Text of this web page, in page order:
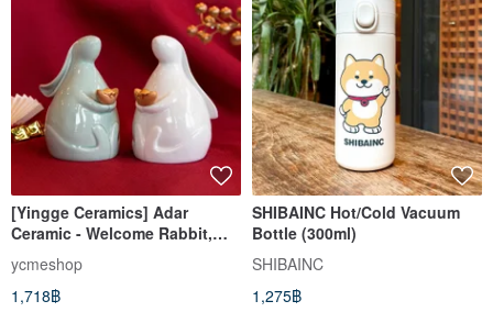
[Yingge Ceramics] Adar
Ceramic - Welcome Rabbit,
Maa-ni Coin Bank
ycmeshop
1,718฿
SHIBAINC Hot/Cold Vacuum
Bottle (300ml)
SHIBAINC
1,275฿